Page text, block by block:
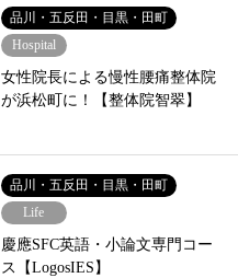
品川・五反田・目黒・田町
Hospital
女性院長による慢性腰痛整体院
が浜松町に！【整体院智翠】
品川・五反田・目黒・田町
Life
慶應SFC英語・小論文専門コー
ス【LogosIES】